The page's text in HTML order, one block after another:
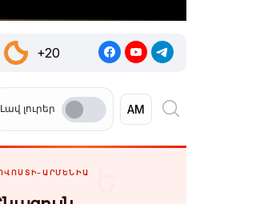
+20
Լավ լուրեր